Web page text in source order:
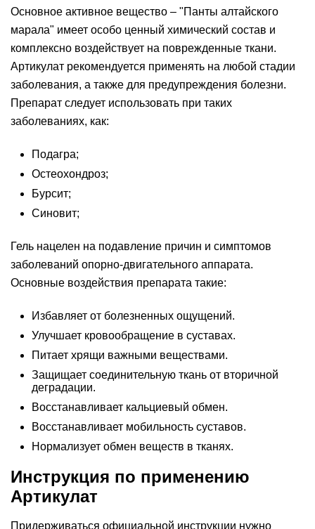
Основное активное вещество – "Панты алтайского
марала" имеет особо ценный химический состав и
комплексно воздействует на поврежденные ткани.
Артикулат рекомендуется применять на любой стадии
заболевания, а также для предупреждения болезни.
Препарат следует использовать при таких
заболеваниях, как:
Подагра;
Остеохондроз;
Бурсит;
Синовит;
Гель нацелен на подавление причин и симптомов
заболеваний опорно-двигательного аппарата.
Основные воздействия препарата такие:
Избавляет от болезненных ощущений.
Улучшает кровообращение в суставах.
Питает хрящи важными веществами.
Защищает соединительную ткань от вторичной
деградации.
Восстанавливает кальциевый обмен.
Восстанавливает мобильность суставов.
Нормализует обмен веществ в тканях.
Инструкция по применению
Артикулат
Придерживаться официальной инструкции нужно